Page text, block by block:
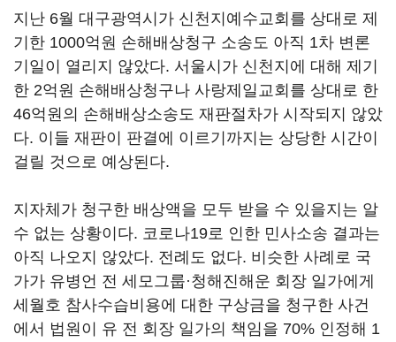
지난 6월 대구광역시가 신천지예수교회를 상대로 제
기한 1000억원 손해배상청구 소송도 아직 1차 변론
기일이 열리지 않았다. 서울시가 신천지에 대해 제기
한 2억원 손해배상청구나 사랑제일교회를 상대로 한
46억원의 손해배상소송도 재판절차가 시작되지 않았
다. 이들 재판이 판결에 이르기까지는 상당한 시간이
걸릴 것으로 예상된다.
지자체가 청구한 배상액을 모두 받을 수 있을지는 알
수 없는 상황이다. 코로나19로 인한 민사소송 결과는
아직 나오지 않았다. 전례도 없다. 비슷한 사례로 국
가가 유병언 전 세모그룹·청해진해운 회장 일가에게
세월호 참사수습비용에 대한 구상금을 청구한 사건
에서 법원이 유 전 회장 일가의 책임을 70% 인정해 1